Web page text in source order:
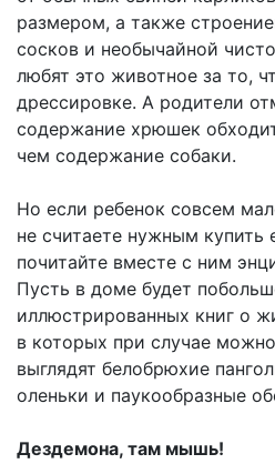
размером, а также
сосков и необычайной
любят это животное за то,
дрессировке. А родители
содержание хрюшек
чем содержание собаки.
Но если ребенок совсем
не считаете нужным
почитайте вместе с ним
Пусть в доме будет
иллюстрированных книг о
в которых при случае
выглядят белобрюхие
оленьки и паукообразные
Дездемона, там мышь!